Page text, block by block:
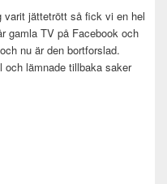
varit jättetrött så fick vi en hel
gamla TV på Facebook och
nu är den bortforslad.
och lämnade tillbaka saker
en bra dag